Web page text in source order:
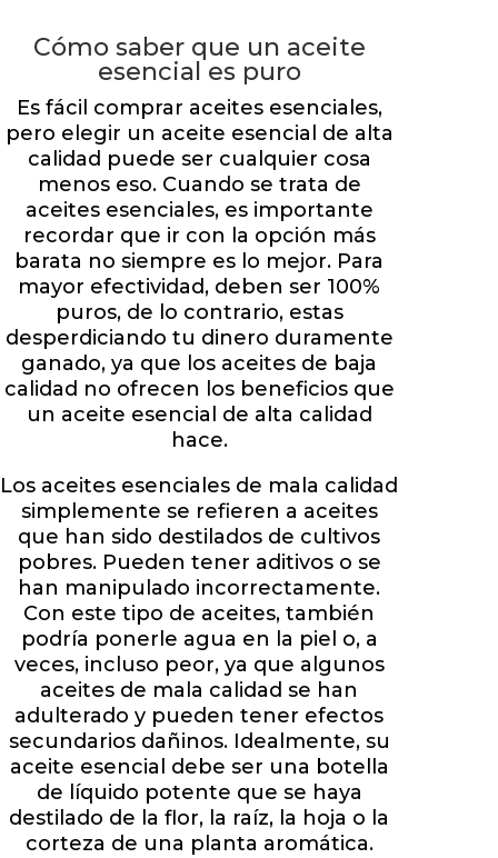
Cómo saber que un aceite
esencial es puro
Es fácil comprar aceites esenciales,
pero elegir un aceite esencial de alta
calidad puede ser cualquier cosa
menos eso. Cuando se trata de
aceites esenciales, es importante
recordar que ir con la opción más
barata no siempre es lo mejor. Para
mayor efectividad, deben ser 100%
puros, de lo contrario, estas
desperdiciando tu dinero duramente
ganado, ya que los aceites de baja
calidad no ofrecen los beneficios que
un aceite esencial de alta calidad
hace.
Los aceites esenciales de mala calidad
simplemente se refieren a aceites
que han sido destilados de cultivos
pobres. Pueden tener aditivos o se
han manipulado incorrectamente.
Con este tipo de aceites, también
podría ponerle agua en la piel o, a
veces, incluso peor, ya que algunos
aceites de mala calidad se han
adulterado y pueden tener efectos
secundarios dañinos. Idealmente, su
aceite esencial debe ser una botella
de líquido potente que se haya
destilado de la flor, la raíz, la hoja o la
corteza de una planta aromática.